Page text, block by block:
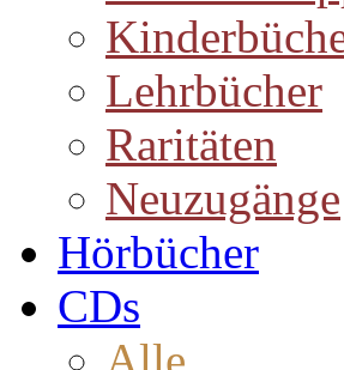
Lehrbücher
Raritäten
Neuzugänge
Hörbücher
CDs